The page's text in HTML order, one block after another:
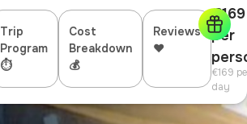
Trip
Program
⏱
Cost
Breakdown
💰
Reviews
❤️
€169
per
€169
day